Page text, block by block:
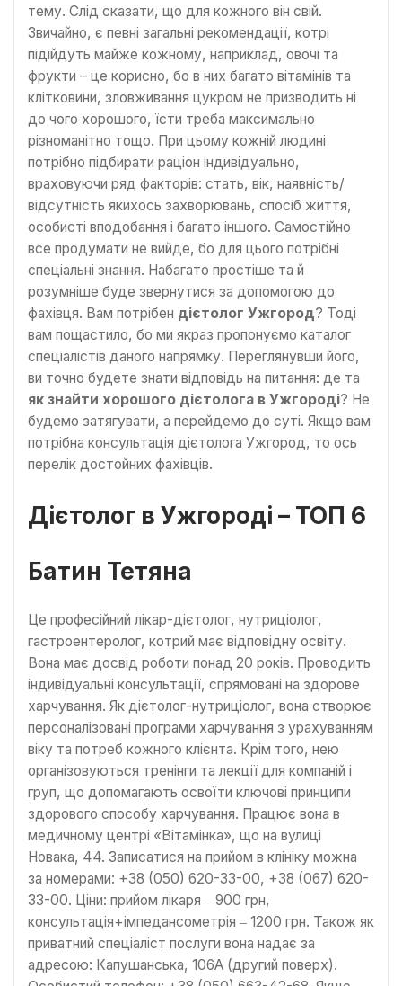
тему. Слід сказати, що для кожного він свій.
Звичайно, є певні загальні рекомендації, котрі
підійдуть майже кожному, наприклад, овочі та
фрукти – це корисно, бо в них багато вітамінів та
клітковини, зловживання цукром не призводить ні
до чого хорошого, їсти треба максимально
різноманітно тощо. При цьому кожній людині
потрібно підбирати раціон індивідуально,
враховуючи ряд факторів: стать, вік, наявність/
відсутність якихось захворювань, спосіб життя,
особисті вподобання і багато іншого. Самостійно
все продумати не вийде, бо для цього потрібні
спеціальні знання. Набагато простіше та й
розумніше буде звернутися за допомогою до
фахівця. Вам потрібен дієтолог Ужгород? Тоді
вам пощастило, бо ми якраз пропонуємо каталог
спеціалістів даного напрямку. Переглянувши його,
ви точно будете знати відповідь на питання: де та
як знайти хорошого дієтолога в Ужгороді? Не
будемо затягувати, а перейдемо до суті. Якщо вам
потрібна консультація дієтолога Ужгород, то ось
перелік достойних фахівців.
Дієтолог в Ужгороді – ТОП 6
Батин Тетяна
Це професійний лікар-дієтолог, нутриціолог,
гастроентеролог, котрий має відповідну освіту.
Вона має досвід роботи понад 20 років. Проводить
індивідуальні консультації, спрямовані на здорове
харчування. Як дієтолог-нутриціолог, вона створює
персоналізовані програми харчування з урахуванням
віку та потреб кожного клієнта. Крім того, нею
організовуються тренінги та лекції для компаній і
груп, що допомагають освоїти ключові принципи
здорового способу харчування. Працює вона в
медичному центрі «Вітамінка», що на вулиці
Новака, 44. Записатися на прийом в клініку можна
за номерами: +38 (050) 620-33-00, +38 (067) 620-
33-00. Ціни: прийом лікаря ‒ 900 грн,
консультація+імпедансометрія ‒ 1200 грн. Також як
приватний спеціаліст послуги вона надає за
адресою: Капушанська, 106А (другий поверх).